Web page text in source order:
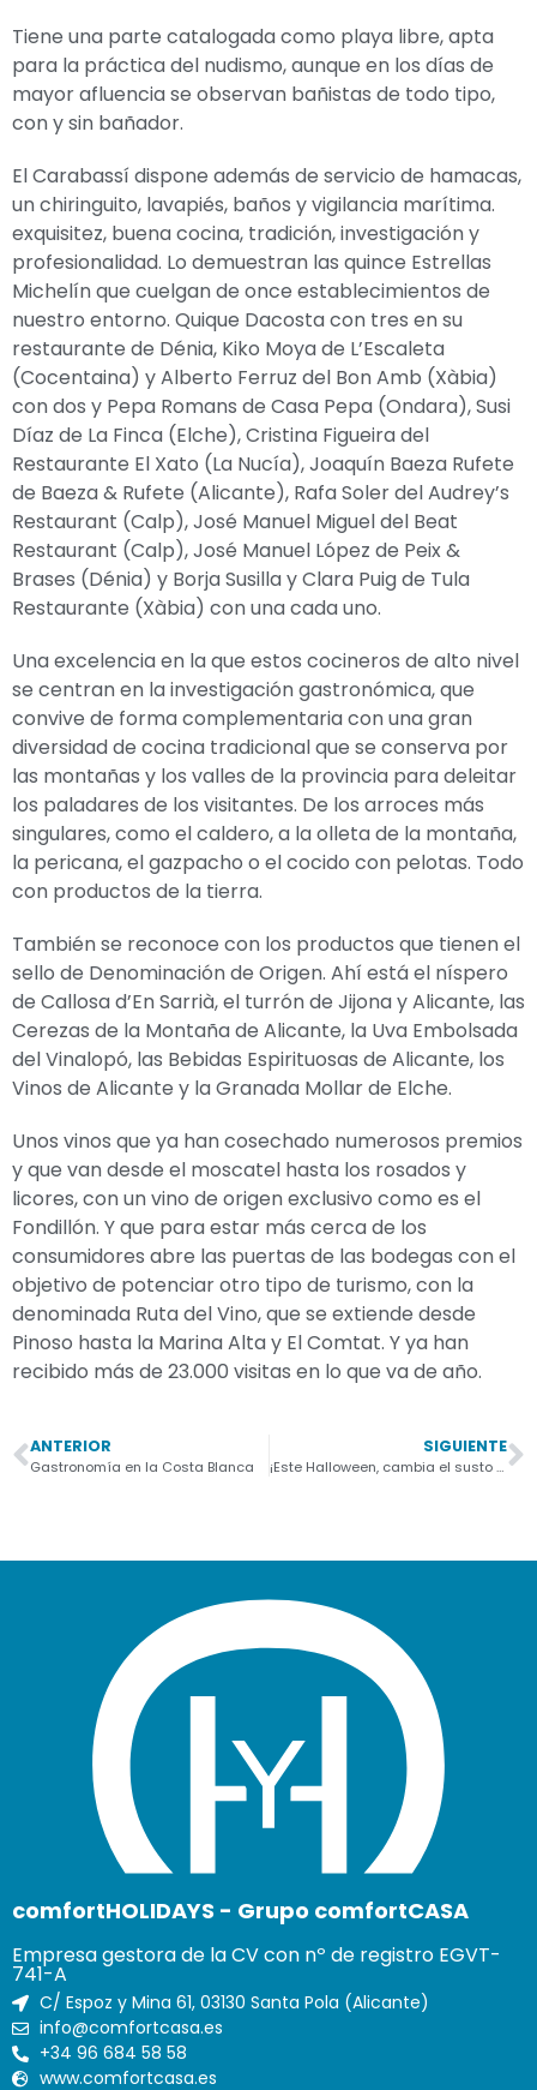
Tiene una parte catalogada como playa libre, apta
para la práctica del nudismo, aunque en los días de
mayor afluencia se observan bañistas de todo tipo,
con y sin bañador.
El Carabassí dispone además de servicio de hamacas,
un chiringuito, lavapiés, baños y vigilancia marítima.
exquisitez, buena cocina, tradición, investigación y
profesionalidad. Lo demuestran las quince Estrellas
Michelín que cuelgan de once establecimientos de
nuestro entorno. Quique Dacosta​ con tres en su
restaurante de Dénia, Kiko Moya de L’Escaleta
(Cocentaina) y Alberto Ferruz del Bon Amb​ (Xàbia)
con dos y Pepa Romans de Casa Pepa (Ondara), Susi
Díaz de La Finca (Elche), Cristina Figueira del
Restaurante El Xato (La Nucía), Joaquín Baeza Rufete
de Baeza & Rufete (Alicante), Rafa Soler del Audrey’s
Restaurant (Calp), José Manuel Miguel del Beat
Restaurant (Calp), José Manuel López de Peix &
Brases (Dénia) y Borja Susilla y Clara Puig de Tula
Restaurante (Xàbia) con una cada uno.
Una excelencia en la que estos cocineros de alto nivel
se centran en la investigación gastronómica, que
convive de forma complementaria con una gran
diversidad de cocina tradicional que se conserva por
las montañas y los valles de la provincia para deleitar
los paladares de los visitantes. De los arroces más
singulares, como el caldero, a la olleta de la montaña,
la pericana, el gazpacho o el cocido con pelotas. Todo
con productos de la tierra.
También se reconoce con los productos que tienen el
sello de Denominación de Origen. Ahí está el níspero
de Callosa d’En Sarrià, el turrón de Jijona y Alicante, las
Cerezas de la Montaña de Alicante, la Uva Embolsada
del Vinalopó, las Bebidas Espirituosas de Alicante, los
Vinos de Alicante y la Granada Mollar de Elche.​
Unos vinos que ya han cosechado numerosos premios
y que van desde el moscatel hasta los rosados y
licores, con un vino de origen exclusivo como es el
Fondillón. Y que para estar más cerca de los
consumidores abre las puertas de las bodegas con el
objetivo de potenciar otro tipo de turismo, con la
denominada Ruta del Vino, que se extiende desde
Pinoso hasta la Marina Alta y El Comtat. Y ya han
recibido más de 23.000 visitas en lo que va de año.​​
ANTERIOR
Gastronomía en la Costa Blanca
SIGUIENTE
¡Este Halloween, cambia el susto por la serenidad! 👻 Disfruta de una escapada mágica en Santa Pol…
comfortHOLIDAYS - Grupo comfortCASA
Empresa gestora de la CV con nº de registro EGVT-
741-A
C/ Espoz y Mina 61, 03130 Santa Pola (Alicante)
info@comfortcasa.es
+34 96 684 58 58
www.comfortcasa.es